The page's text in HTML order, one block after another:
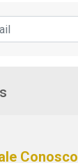
Conosco